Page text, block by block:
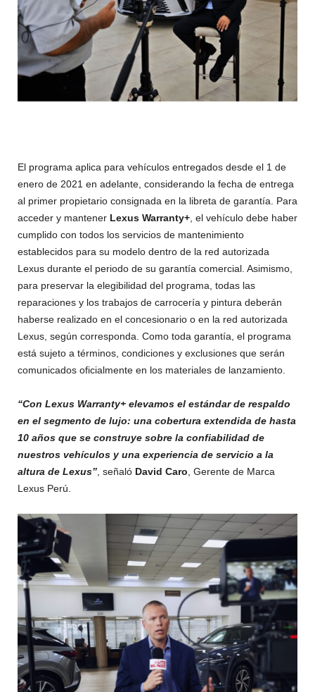
El programa aplica para vehículos entregados desde el 1 de
enero de 2021 en adelante, considerando la fecha de entrega
al primer propietario consignada en la libreta de garantía. Para
acceder y mantener Lexus Warranty+ , el vehículo debe haber
cumplido con todos los servicios de mantenimiento
establecidos para su modelo dentro de la red autorizada
Lexus durante el periodo de su garantía comercial. Asimismo,
para preservar la elegibilidad del programa, todas las
reparaciones y los trabajos de carrocería y pintura deberán
haberse realizado en el concesionario o en la red autorizada
Lexus, según corresponda. Como toda garantía, el programa
está sujeto a términos, condiciones y exclusiones que serán
comunicados oficialmente en los materiales de lanzamiento.
“Con Lexus Warranty+ elevamos el estándar de respaldo
en el segmento de lujo: una cobertura extendida de hasta
10 años que se construye sobre la confiabilidad de
nuestros vehículos y una experiencia de servicio a la
altura de Lexus” , señaló David Caro , Gerente de Marca
Lexus Perú.